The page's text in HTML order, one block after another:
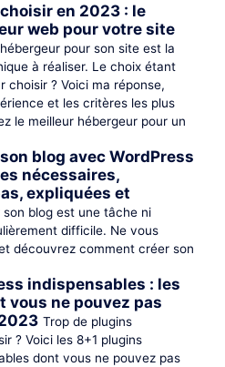
en 2023 : le
web pour votre site
pour son site est la
à réaliser. Le choix étant
choisir ? Voici ma réponse,
et les critères les plus
le meilleur hébergeur pour un
blog avec WordPress
nécessaires,
expliquées et
son blog est une tâche ni
difficile. Ne vous
découvrez comment créer son
indispensables : les
vous ne pouvez pas
Trop de plugins
? Voici les 8+1 plugins
dont vous ne pouvez pas